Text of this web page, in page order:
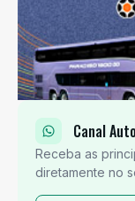
Canal
Receba as
diretamente no